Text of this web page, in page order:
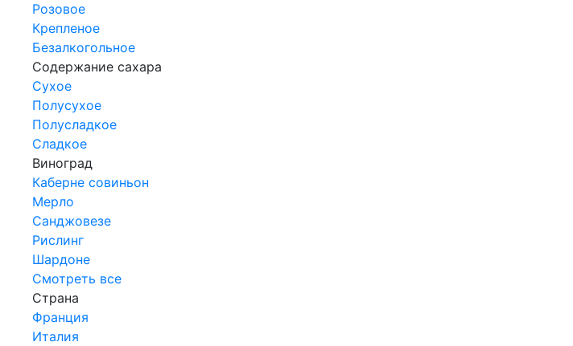
Розовое
Крепленое
Безалкогольное
Содержание сахара
Сухое
Полусухое
Полусладкое
Сладкое
Виноград
Каберне совиньон
Мерло
Санджовезе
Рислинг
Шардоне
Смотреть все
Страна
Франция
Италия